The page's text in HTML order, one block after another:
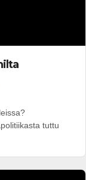
tuttu